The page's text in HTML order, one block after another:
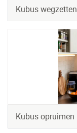
Kubus wegzetten
Kubus opruimen